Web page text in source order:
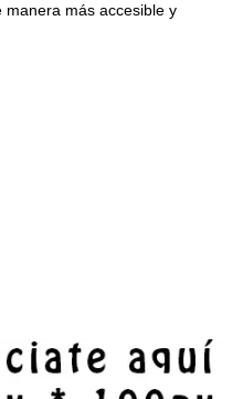
manera más accesible y